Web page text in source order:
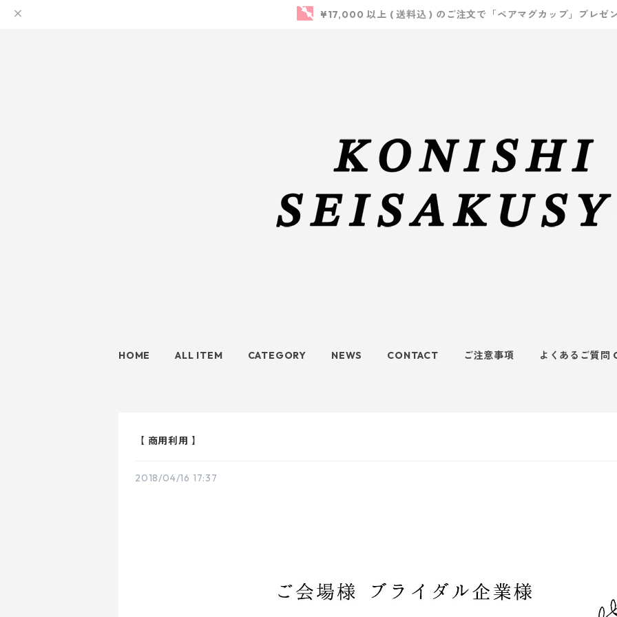
¥17,000 以上 ( 送料込 ) のご注文で「ペアマグカップ」プレゼ
HOME ALL ITEM CATEGORY NEWS CONTACT ご注意事項 よくあるご質問
【 商用利用 】
2018/04/16 17:37